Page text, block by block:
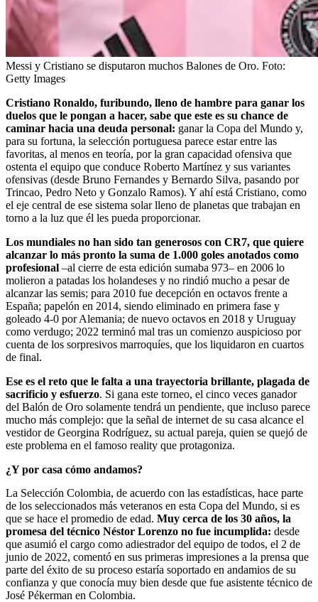
Messi y Cristiano se disputaron muchos Balones de Oro. Foto:
Getty Images
Cristiano Ronaldo, furibundo, lleno de hambre para ganar los
duelos que le pongan a hacer, sabe que este es su chance de
caminar hacia una deuda personal: ganar la Copa del Mundo y,
para su fortuna, la selección portuguesa parece estar entre las
favoritas, al menos en teoría, por la gran capacidad ofensiva que
ostenta el equipo que conduce Roberto Martínez y sus variantes
ofensivas (desde Bruno Fernandes y Bernardo Silva, pasando por
Trincao, Pedro Neto y Gonzalo Ramos). Y ahí está Cristiano, como
el eje central de ese sistema solar lleno de planetas que trabajan en
torno a la luz que él les pueda proporcionar.
Los mundiales no han sido tan generosos con CR7, que quiere
alcanzar lo más pronto la suma de 1.000 goles anotados como
profesional –al cierre de esta edición sumaba 973– en 2006 lo
molieron a patadas los holandeses y no rindió mucho a pesar de
alcanzar las semis; para 2010 fue decepción en octavos frente a
España; papelón en 2014, siendo eliminado en primera fase y
goleado 4-0 por Alemania; de nuevo octavos en 2018 y Uruguay
como verdugo; 2022 terminó mal tras un comienzo auspicioso por
cuenta de los sorpresivos marroquíes, que los liquidaron en cuartos
de final.
Ese es el reto que le falta a una trayectoria brillante, plagada de
sacrificio y esfuerzo. Si gana este torneo, el cinco veces ganador
del Balón de Oro solamente tendrá un pendiente, que incluso parece
mucho más complejo: que la señal de internet de su casa alcance el
vestidor de Georgina Rodríguez, su actual pareja, quien se quejó de
este problema en el famoso reality que protagoniza.
¿Y por casa cómo andamos?
La Selección Colombia, de acuerdo con las estadísticas, hace parte
de los seleccionados más veteranos en esta Copa del Mundo, si es
que se hace el promedio de edad. Muy cerca de los 30 años, la
promesa del técnico Néstor Lorenzo no fue incumplida: desde
que asumió el cargo como adiestrador del equipo de todos, el 2 de
junio de 2022, comentó en sus primeras impresiones a la prensa que
parte del éxito de su proceso estaría soportado en andamios de su
confianza y que conocía muy bien desde que fue asistente técnico de
José Pékerman en Colombia.